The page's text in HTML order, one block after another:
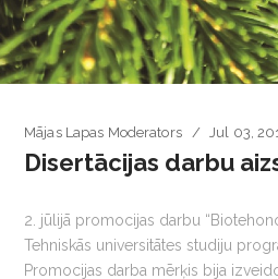
Mājas Lapas Moderators Jul 03,
Disertācijas darbu
2. jūlijā promocijas darbu
Tehniskās universitātes studiju
Promocijas darba mērķis bija